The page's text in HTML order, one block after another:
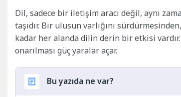
Dil, sadece bir iletişim aracı değil, aynı
taşıdır. Bir ulusun varlığını
kadar her alanda dilin derin bir etkisi
onarılması güç yaralar açar.
Bu yazıda ne var?